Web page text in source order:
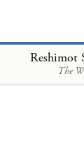
Reshimot
The